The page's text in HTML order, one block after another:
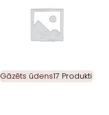
Gāzēts ūdens17 Produkti